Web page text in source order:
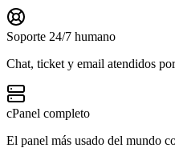
Soporte 24/7 humano
Chat, ticket y email atendidos
cPanel completo
El panel más usado del mundo